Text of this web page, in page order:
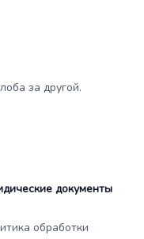
за другой.
документы
обработки